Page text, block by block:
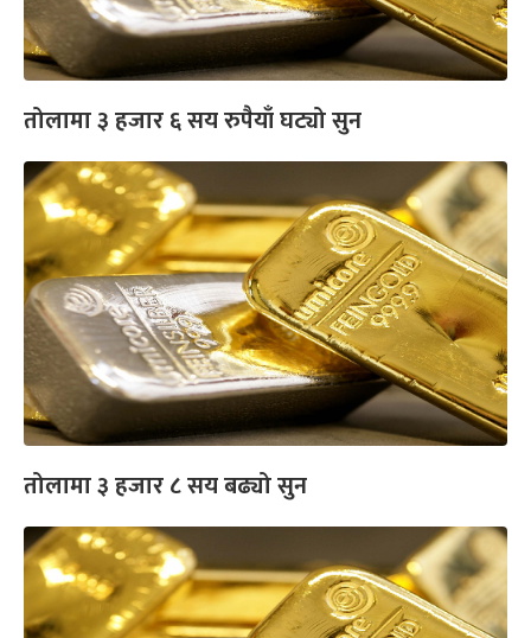
तोलामा ३ हजार ६ सय रुपैयाँ घट्यो सुन
तोलामा ३ हजार ८ सय बढ्यो सुन